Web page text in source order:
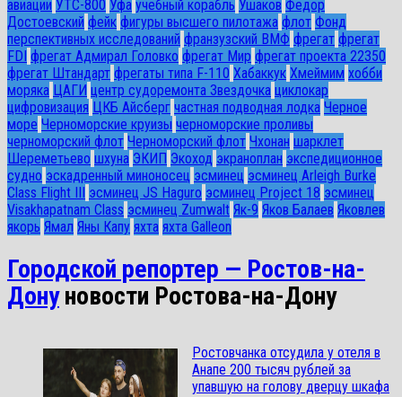
авиации УТС-800 Уфа учебный корабль Ушаков Федор
Достоевский фейк фигуры высшего пилотажа флот Фонд
перспективных исследований франзузский ВМФ фрегат фрегат
FDI фрегат Адмирал Головко фрегат Мир фрегат проекта 22350
фрегат Штандарт фрегаты типа F-110 Хабаккук Хмеймим хобби
моряка ЦАГИ центр судоремонта Звездочка циклокар
цифровизация ЦКБ Айсберг частная подводная лодка Черное
море Черноморские круизы черноморские проливы
черноморский флот Черноморский флот Чхонан шарклет
Шереметьево шхуна ЭКИП Экоход экраноплан экспедиционное
судно эскадренный миноносец эсминец эсминец Arleigh Burke
Class Flight III эсминец JS Haguro эсминец Project 18 эсминец
Visakhapatnam Class эсминец Zumwalt Як-9 Яков Балаев Яковлев
якорь Ямал Яны Капу яхта яхта Galleon
Городской репортер — Ростов-на-
Дону новости Ростова-на-Дону
Ростовчанка отсудила у отеля в
Анапе 200 тысяч рублей за
упавшую на голову дверцу шкафа